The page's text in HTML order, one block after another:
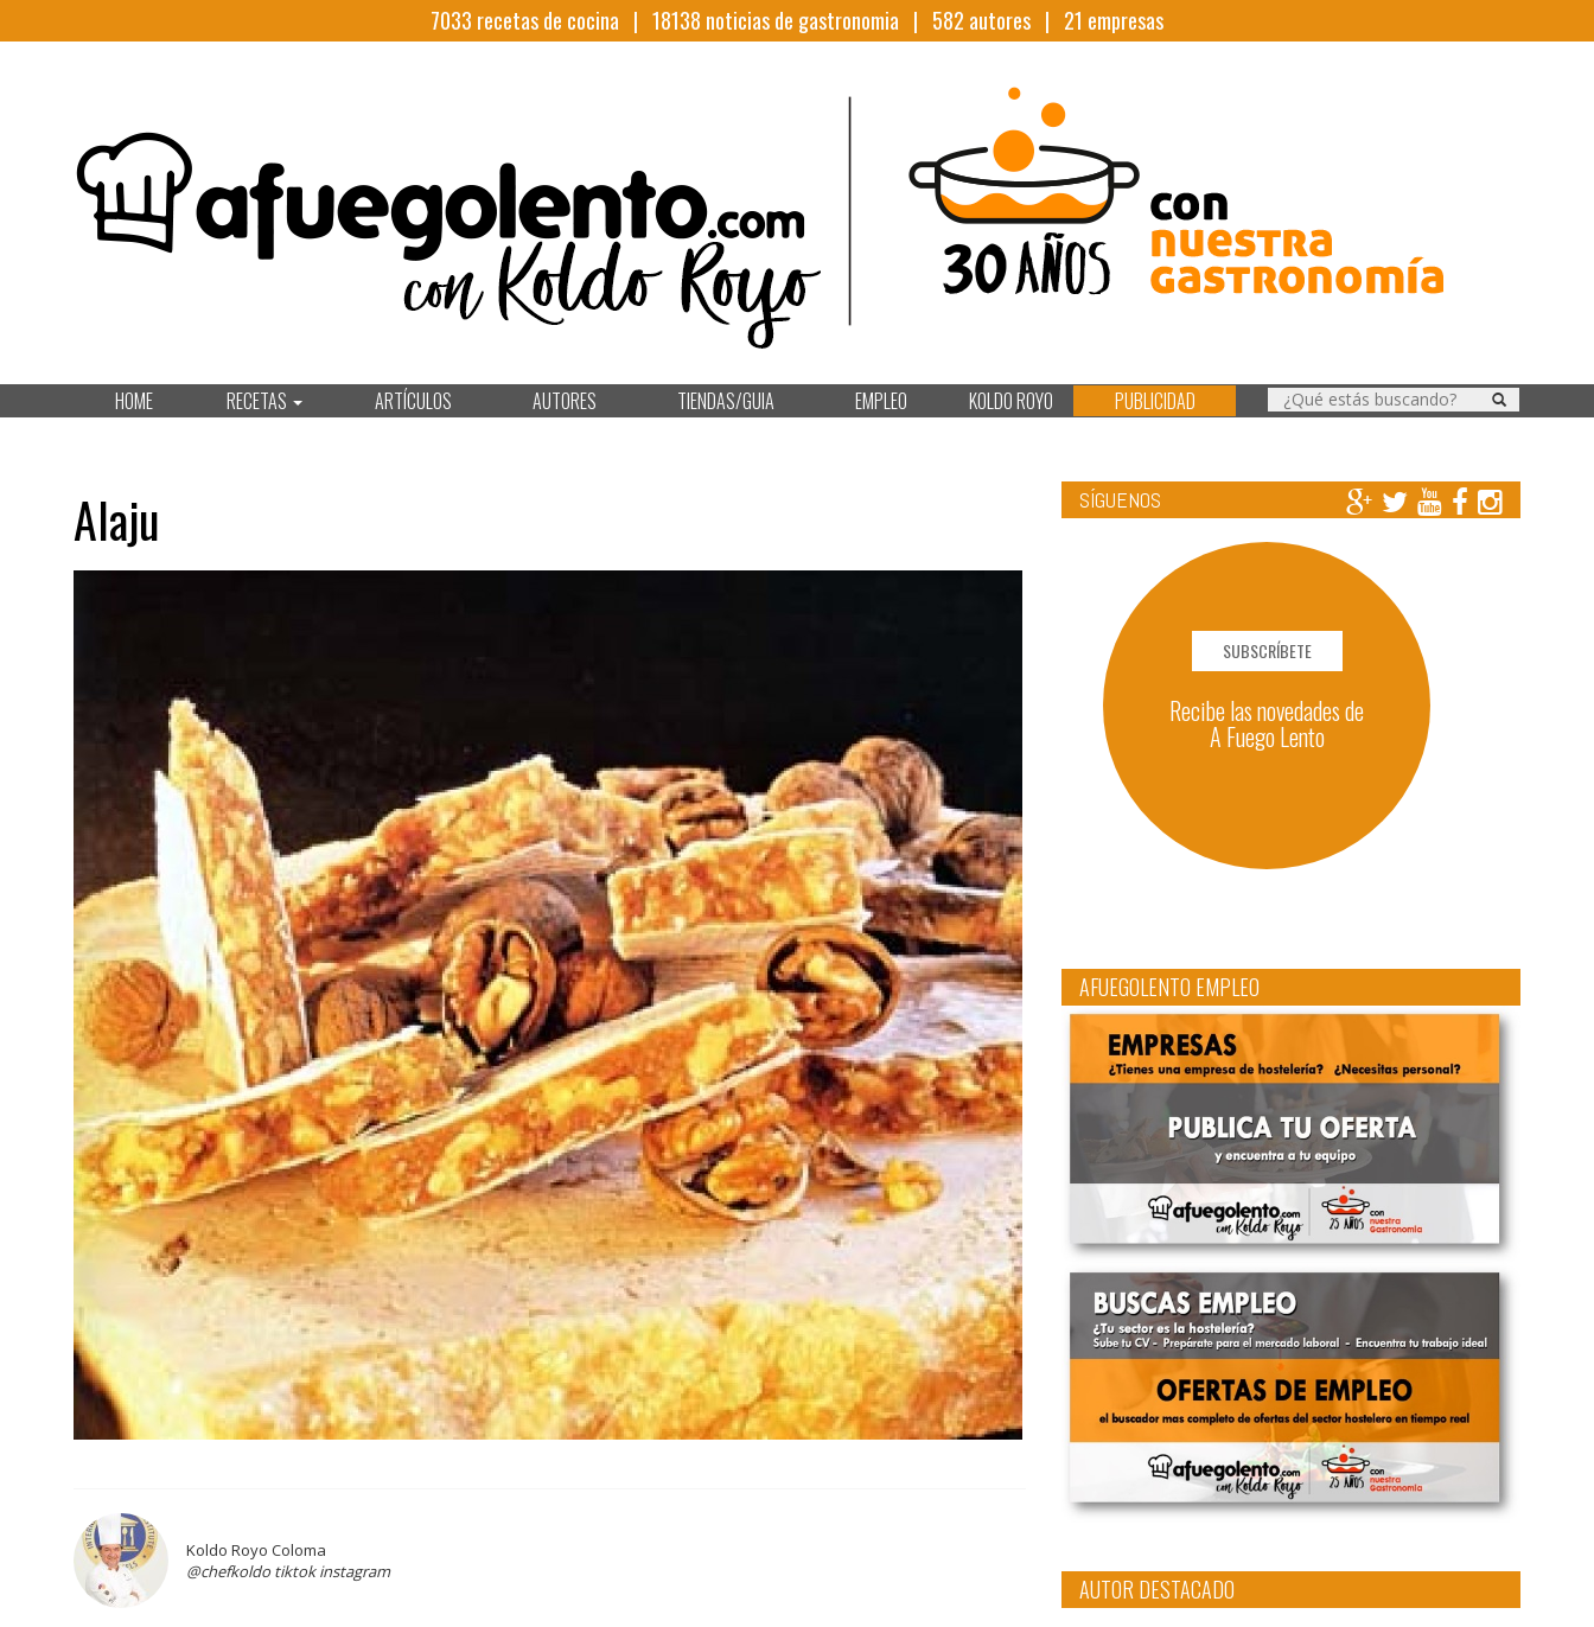
7033 recetas de cocina | 18138 noticias de gastronomia | 582 autores | 21 empresas
HOME RECETAS ARTÍCULOS AUTORES TIENDAS/GUIA EMPLEO KOLDO ROYO PUBLICIDAD
Alaju
Koldo Royo Coloma
@chefkoldo tiktok instagram
SÍGUENOS
SUBSCRÍBETE
Recibe las novedades de
A Fuego Lento
AFUEGOLENTO EMPLEO
AUTOR DESTACADO